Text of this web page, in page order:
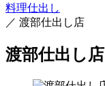
料理仕出し
／ 渡部仕出し店
渡部仕出し店